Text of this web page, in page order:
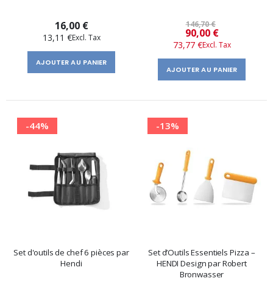
16,00 €
13,11 €
AJOUTER AU PANIER
146,70 €
Prix
​​
spécial
90,00 €
73,77 €
AJOUTER AU PANIER
-44%
Set d'outils de chef 6 pièces par
Hendi
-13%
Set d’Outils Essentiels Pizza –
HENDI Design par Robert
Bronwasser